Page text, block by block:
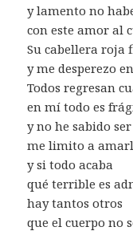
y lamento no
con este amor al
Su cabellera roja
y me desperezo
Todos regresan
en mí todo es
y no he sabido
me limito a
y si todo acaba
qué terrible es
hay tantos otros
que el cuerpo no